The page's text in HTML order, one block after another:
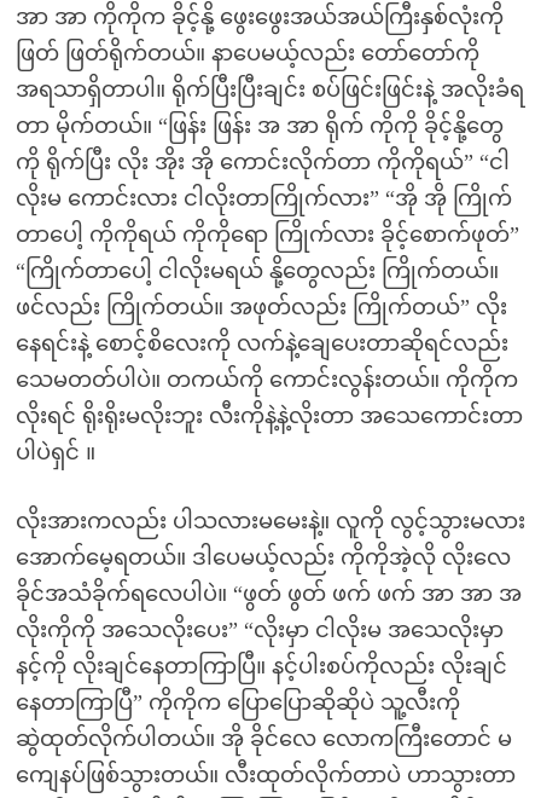
အာ အာ ကိုကိုက ခိုင့်နို့ ဖွေးဖွေးအယ်အယ်ကြီးနှစ်လုံးကို
ဖြတ် ဖြတ်ရိုက်တယ်။ နာပေမယ့်လည်း တော်တော်ကို
အရသာရှိတာပါ။ ရိုက်ပြီးပြီးချင်း စပ်ဖြင်းဖြင်းနဲ့ အလိုးခံရ
တာ မိုက်တယ်။ “ဖြန်း ဖြန်း အ အာ ရိုက် ကိုကို ခိုင့်နို့တွေ
ကို ရိုက်ပြီး လိုး အိုး အို ကောင်းလိုက်တာ ကိုကိုရယ်” “ငါ
လိုးမ ကောင်းလား ငါလိုးတာကြိုက်လား” “အို အို ကြိုက်
တာပေါ့ ကိုကိုရယ် ကိုကိုရော ကြိုက်လား ခိုင့်စောက်ဖုတ်”
“ကြိုက်တာပေါ့ ငါလိုးမရယ် နို့တွေလည်း ကြိုက်တယ်။
ဖင်လည်း ကြိုက်တယ်။ အဖုတ်လည်း ကြိုက်တယ်” လိုး
နေရင်းနဲ့ စောင့်စိလေးကို လက်နဲ့ချေပေးတာဆိုရင်လည်း
သေမတတ်ပါပဲ။ တကယ်ကို ကောင်းလွန်းတယ်။ ကိုကိုက
လိုးရင် ရိုးရိုးမလိုးဘူး လီးကိုနဲ့နဲ့လိုးတာ အသေကောင်းတာ
ပါပဲရှင် ။
လိုးအားကလည်း ပါသလားမမေးနဲ့။ လူကို လွင့်သွားမလား
အောက်မေ့ရတယ်။ ဒါပေမယ့်လည်း ကိုကိုအဲ့လို လိုးလေ
ခိုင်အသံခိုက်ရလေပါပဲ။ “ဖွတ် ဖွတ် ဖက် ဖက် အာ အာ အ
လိုးကိုကို အသေလိုးပေး” “လိုးမှာ ငါလိုးမ အသေလိုးမှာ
နင့်ကို လိုးချင်နေတာကြာပြီ။ နင့်ပါးစပ်ကိုလည်း လိုးချင်
နေတာကြာပြီ” ကိုကိုက ပြောပြောဆိုဆိုပဲ သူ့လီးကို
ဆွဲထုတ်လိုက်ပါတယ်။ အို ခိုင်လေ လောကကြီးတောင် မ
ကျေနပ်ဖြစ်သွားတယ်။ လီးထုတ်လိုက်တာပဲ ဟာသွားတာ